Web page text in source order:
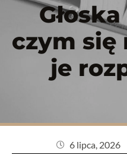
czym się
je
6 lipca, 2026